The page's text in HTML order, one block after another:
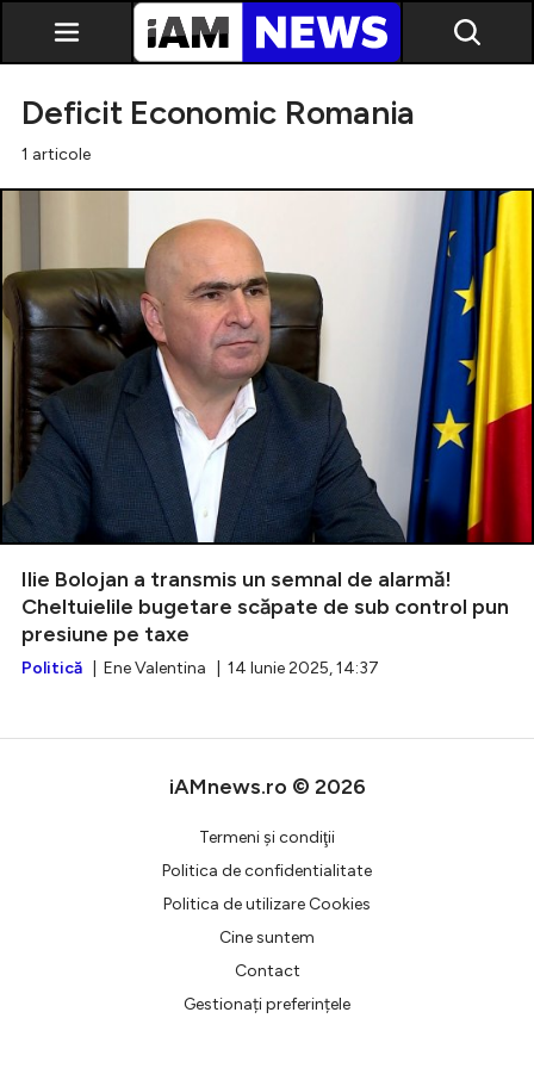
Exclusiv
Intră în cont
Deficit Economic Romania
1 articole
Ilie Bolojan a transmis un semnal de alarmă!
Cheltuielile bugetare scăpate de sub control pun
presiune pe taxe
Politică | Ene Valentina | 14 Iunie 2025, 14:37
iAMnews.ro © 2026
Termeni şi condiţii
Politica de confidentialitate
Politica de utilizare Cookies
Cine suntem
Contact
Gestionați preferințele